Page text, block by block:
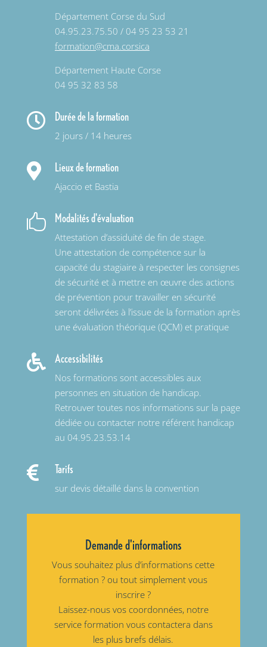
Département Corse du Sud
04.95.23.75.50 / 04 95 23 53 21
formation@cma.corsica
Département Haute Corse
04 95 32 83 58
 Durée de la formation
2 jours / 14 heures
 Lieux de formation
Ajaccio et Bastia
 Modalités d'évaluation
Attestation d’assiduité de fin de stage.
Une attestation de compétence sur la
capacité du stagiaire à respecter les consignes
de sécurité et à mettre en œuvre des actions
de prévention pour travailler en sécurité
seront délivrées à l’issue de la formation après
une évaluation théorique (QCM) et pratique
 Accessibilités
Nos formations sont accessibles aux
personnes en situation de handicap.
Retrouver toutes nos informations sur la page
dédiée ou contacter notre référent handicap
au 04.95.23.53.14
 Tarifs
sur devis détaillé dans la convention
Demande d'informations
Vous souhaitez plus d’informations cette
formation ? ou tout simplement vous
inscrire ?
Laissez-nous vos coordonnées, notre
service formation vous contactera dans
les plus brefs délais.